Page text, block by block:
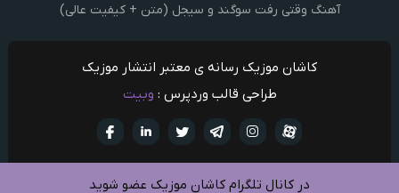
آهنگ وقتی رفت سوگند و سیجل (متن + کیفیت عالی)
کاشان موزیک رسانه ی معتبر انتشار موزیک
طراحی قالب وردپرس : وبیت
تويتر تلگرام
اینستاگرام آپارات
در کانال تلگرام کاشان موزیک عضو شوید